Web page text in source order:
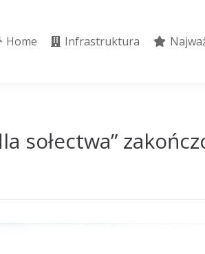
Home Infrastruktura
sołectwa”
Home Infrastruktura